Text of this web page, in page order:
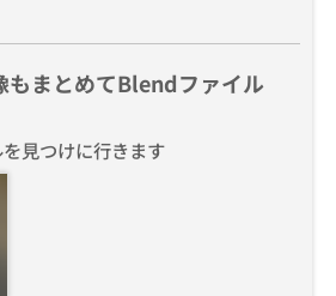
もまとめてBlendファイル
見つけに行きます